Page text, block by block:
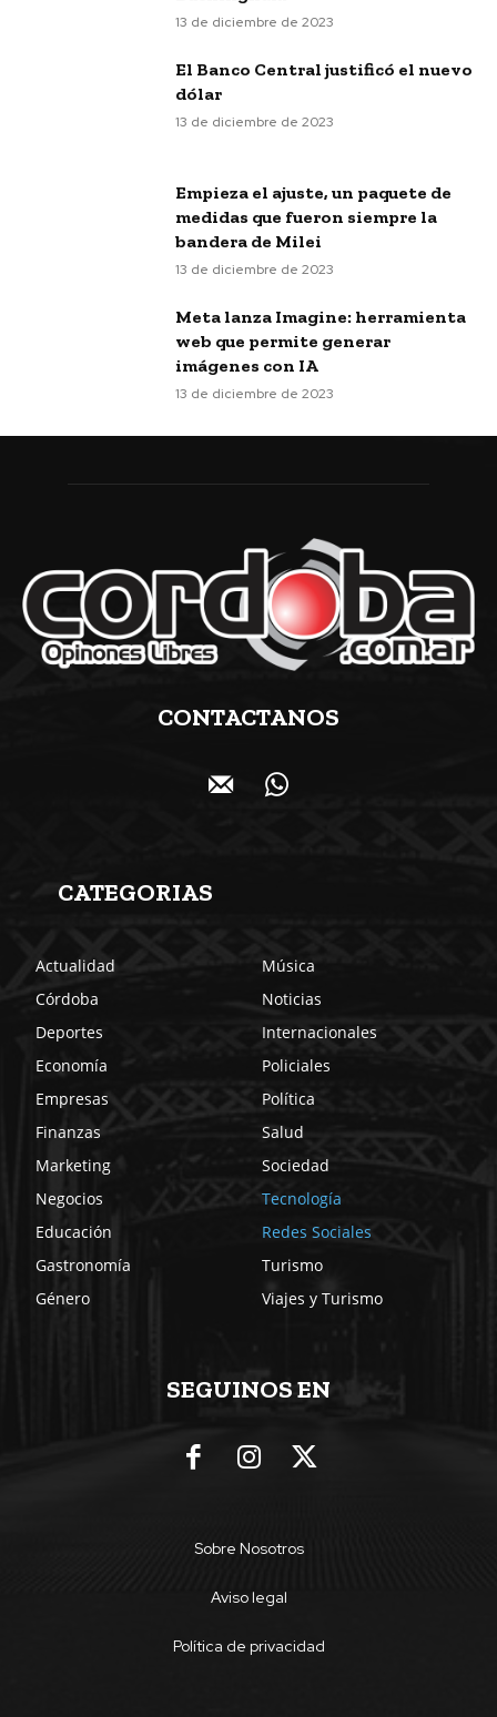
13 de diciembre de 2023
El Banco Central justificó el nuevo
dólar
13 de diciembre de 2023
Empieza el ajuste, un paquete de
medidas que fueron siempre la
bandera de Milei
13 de diciembre de 2023
Meta lanza Imagine: herramienta
web que permite generar
imágenes con IA
13 de diciembre de 2023
CONTACTANOS
CATEGORIAS
Actualidad
Córdoba
Deportes
Economía
Empresas
Finanzas
Marketing
Negocios
Educación
Gastronomía
Género
Música
Noticias
Internacionales
Policiales
Política
Salud
Sociedad
Tecnología
Redes Sociales
Turismo
Viajes y Turismo
SEGUINOS EN
Sobre Nosotros
Aviso legal
Política de privacidad